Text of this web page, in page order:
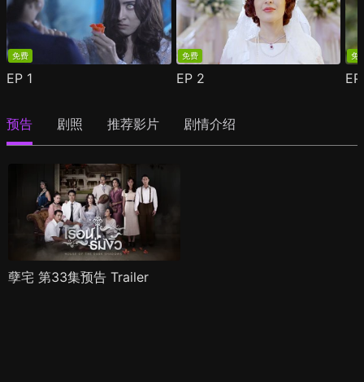
免费
EP 1
免费
EP 2
免
预告 剧照 推荐影片 剧情介绍
孽宅 第33集预告 Trailer